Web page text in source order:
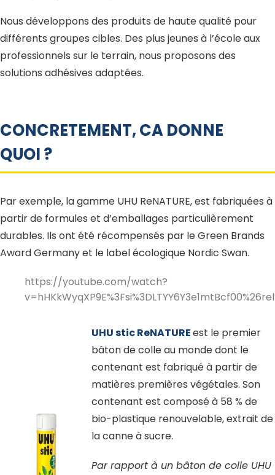
Nous développons des produits de haute qualité pour
différents groupes cibles. Des plus jeunes à l’école aux
professionnels sur le terrain, nous proposons des
solutions adhésives adaptées.
CONCRETEMENT, CA DONNE
QUOI ?
Par exemple, la gamme UHU ReNATURE, est fabriquées à
partir de formules et d’emballages particulièrement
durables. Ils ont été récompensés par le Green Brands
Award Germany et le label écologique Nordic Swan.
https://youtube.com/watch?
UHU stic ReNATUREest le premier
bâton de colle au monde dont le
contenant est fabriqué à partir de
matières premières végétales. Son
contenant est composé à 58 % de
bio-plastique renouvelable, extrait de
la canne à sucre.
Par rapport à un bâton de colle UHU